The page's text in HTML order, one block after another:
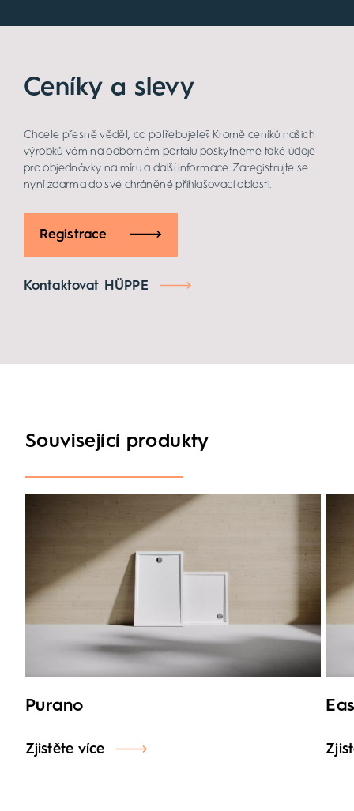
Ceníky a slevy
Chcete přesně vědět, co potřebujete? Kromě ceníků našich
výrobků vám na odborném portálu poskytneme také údaje
pro objednávky na míru a další informace. Zaregistrujte se
nyní zdarma do své chráněné přihlašovací oblasti.
Registrace
Kontaktovat HÜPPE
Související produkty
Purano
Zjistěte více